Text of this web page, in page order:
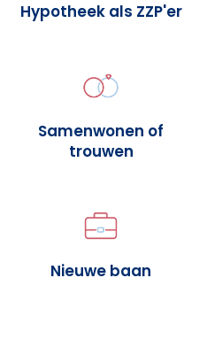
Hypotheek als ZZP'er
Samenwonen of
trouwen
Nieuwe baan